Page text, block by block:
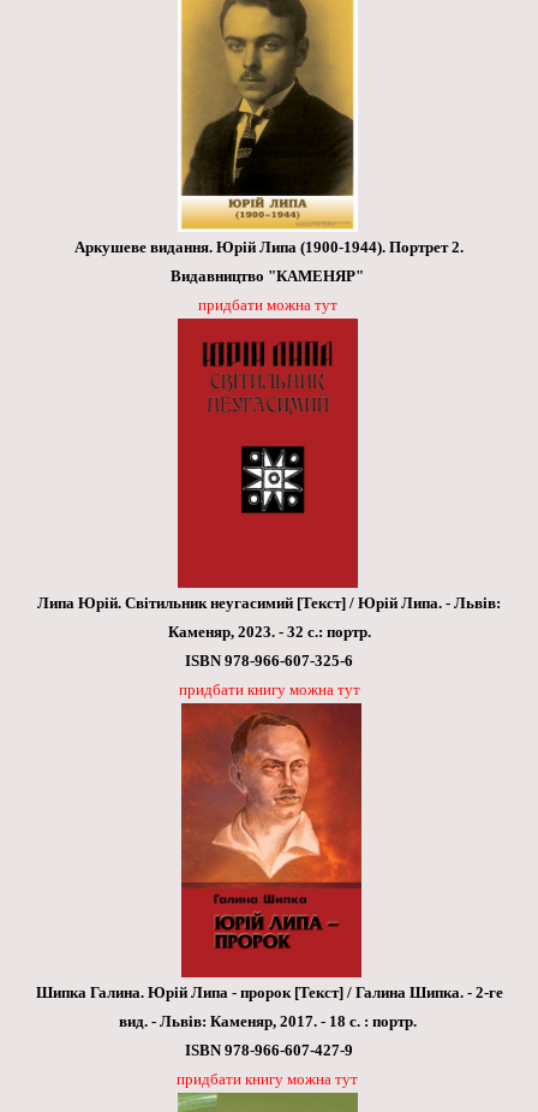
Аркушеве видання. Юрій Липа (1900-1944). Портрет 2.
Видавництво "КАМЕНЯР"
придбати можна тут
Липа Юрій. Світильник неугасимий [Текст] / Юрій Липа. - Львів:
Каменяр, 2023. - 32 с.: портр.
ISBN 978-966-607-325-6
придбати книгу можна тут
Шипка Галина. Юрій Липа - пророк [Текст] / Галина Шипка. - 2-ге
вид. - Львів: Каменяр, 2017. - 18 с. : портр.
ISBN 978-966-607-427-9
придбати книгу можна тут